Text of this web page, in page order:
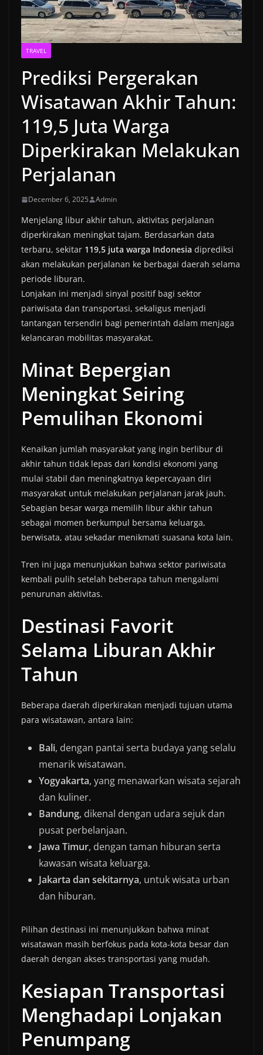
TRAVEL
Prediksi Pergerakan
Wisatawan Akhir Tahun:
119,5 Juta Warga
Diperkirakan Melakukan
Perjalanan
December 6, 2025 Admin
Menjelang libur akhir tahun, aktivitas perjalanan
diperkirakan meningkat tajam. Berdasarkan data
terbaru, sekitar 119,5 juta warga Indonesia diprediksi
akan melakukan perjalanan ke berbagai daerah selama
periode liburan.
Lonjakan ini menjadi sinyal positif bagi sektor
pariwisata dan transportasi, sekaligus menjadi
tantangan tersendiri bagi pemerintah dalam menjaga
kelancaran mobilitas masyarakat.
Minat Bepergian
Meningkat Seiring
Pemulihan Ekonomi
Kenaikan jumlah masyarakat yang ingin berlibur di
akhir tahun tidak lepas dari kondisi ekonomi yang
mulai stabil dan meningkatnya kepercayaan diri
masyarakat untuk melakukan perjalanan jarak jauh.
Sebagian besar warga memilih libur akhir tahun
sebagai momen berkumpul bersama keluarga,
berwisata, atau sekadar menikmati suasana kota lain.
Tren ini juga menunjukkan bahwa sektor pariwisata
kembali pulih setelah beberapa tahun mengalami
penurunan aktivitas.
Destinasi Favorit
Selama Liburan Akhir
Tahun
Beberapa daerah diperkirakan menjadi tujuan utama
para wisatawan, antara lain:
Bali, dengan pantai serta budaya yang selalu
menarik wisatawan.
Yogyakarta, yang menawarkan wisata sejarah
dan kuliner.
Bandung, dikenal dengan udara sejuk dan
pusat perbelanjaan.
Jawa Timur, dengan taman hiburan serta
kawasan wisata keluarga.
Jakarta dan sekitarnya, untuk wisata urban
dan hiburan.
Pilihan destinasi ini menunjukkan bahwa minat
wisatawan masih berfokus pada kota-kota besar dan
daerah dengan akses transportasi yang mudah.
Kesiapan Transportasi
Menghadapi Lonjakan
Penumpang